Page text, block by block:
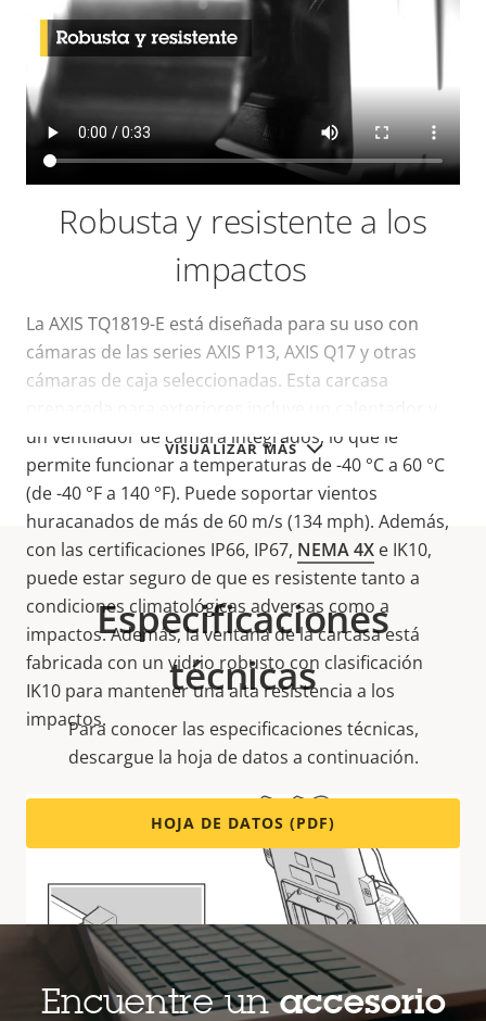
VISUALIZAR MÁS
Robusta y resistente a los
impactos
La AXIS TQ1819-E está diseñada para su uso con
cámaras de las series AXIS P13, AXIS Q17 y otras
cámaras de caja seleccionadas. Esta carcasa
un ventilador de cámara integrados, lo que le
permite funcionar a temperaturas de -40 °C a 60 °C
(de -40 °F a 140 °F). Puede soportar vientos
huracanados de más de 60 m/s (134 mph). Además,
con las certificaciones IP66, IP67, NEMA 4X e IK10,
puede estar seguro de que es resistente tanto a
condiciones climatológicas adversas como a
impactos. Además, la ventana de la carcasa está
fabricada con un vidrio robusto con clasificación
IK10 para mantener una alta resistencia a los
impactos.
Especificaciones
técnicas
Para conocer las especificaciones técnicas,
descargue la hoja de datos a continuación.
HOJA DE DATOS (PDF)
Encuentre unaccesorio